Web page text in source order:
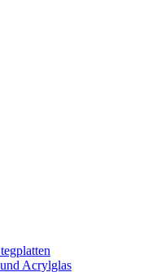
Acrylglas